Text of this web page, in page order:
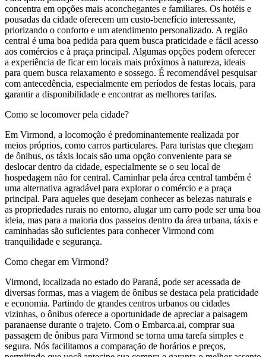
concentra em opções mais aconchegantes e familiares. Os hotéis e
pousadas da cidade oferecem um custo-benefício interessante,
priorizando o conforto e um atendimento personalizado. A região
central é uma boa pedida para quem busca praticidade e fácil acesso
aos comércios e à praça principal. Algumas opções podem oferecer
a experiência de ficar em locais mais próximos à natureza, ideais
para quem busca relaxamento e sossego. É recomendável pesquisar
com antecedência, especialmente em períodos de festas locais, para
garantir a disponibilidade e encontrar as melhores tarifas.
Como se locomover pela cidade?
Em Virmond, a locomoção é predominantemente realizada por
meios próprios, como carros particulares. Para turistas que chegam
de ônibus, os táxis locais são uma opção conveniente para se
deslocar dentro da cidade, especialmente se o seu local de
hospedagem não for central. Caminhar pela área central também é
uma alternativa agradável para explorar o comércio e a praça
principal. Para aqueles que desejam conhecer as belezas naturais e
as propriedades rurais no entorno, alugar um carro pode ser uma boa
ideia, mas para a maioria dos passeios dentro da área urbana, táxis e
caminhadas são suficientes para conhecer Virmond com
tranquilidade e segurança.
Como chegar em Virmond?
Virmond, localizada no estado do Paraná, pode ser acessada de
diversas formas, mas a viagem de ônibus se destaca pela praticidade
e economia. Partindo de grandes centros urbanos ou cidades
vizinhas, o ônibus oferece a oportunidade de apreciar a paisagem
paranaense durante o trajeto. Com o Embarca.ai, comprar sua
passagem de ônibus para Virmond se torna uma tarefa simples e
segura. Nós facilitamos a comparação de horários e preços,